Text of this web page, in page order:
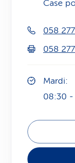
Case
058
058
Mardi:
08:30 -